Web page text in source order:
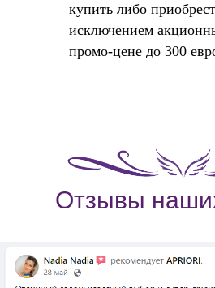
купить либо
исключением
промо-цене до 300
Отзывы